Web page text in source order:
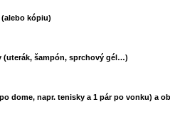
kópiu)
(uterák, šampón, sprchový gél…)
dome, napr. tenisky a 1 pár po vonku) a